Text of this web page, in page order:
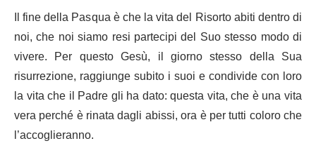
Il fine della Pasqua è che la vita del Risorto abiti dentro di
noi, che noi siamo resi partecipi del Suo stesso modo di
vivere. Per questo Gesù, il giorno stesso della Sua
risurrezione, raggiunge subito i suoi e condivide con loro
la vita che il Padre gli ha dato: questa vita, che è una vita
vera perché è rinata dagli abissi, ora è per tutti coloro che
l’accoglieranno.